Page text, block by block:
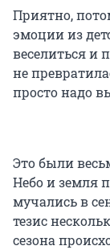
Приятно,
эмоции из
веселиться и
не
просто надо
Это были
Небо и земля
мучались в
тезис
сезона